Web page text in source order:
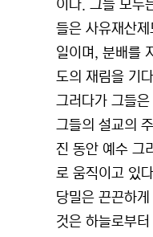
이다. 그들 모두
들은 사유재산
일이며, 분배를
도의 재림을 기
그러다가 그들
그들의 설교의
진 동안 예수 그
로 움직이고 있
당밀은 끈끈하
것은 하늘로부